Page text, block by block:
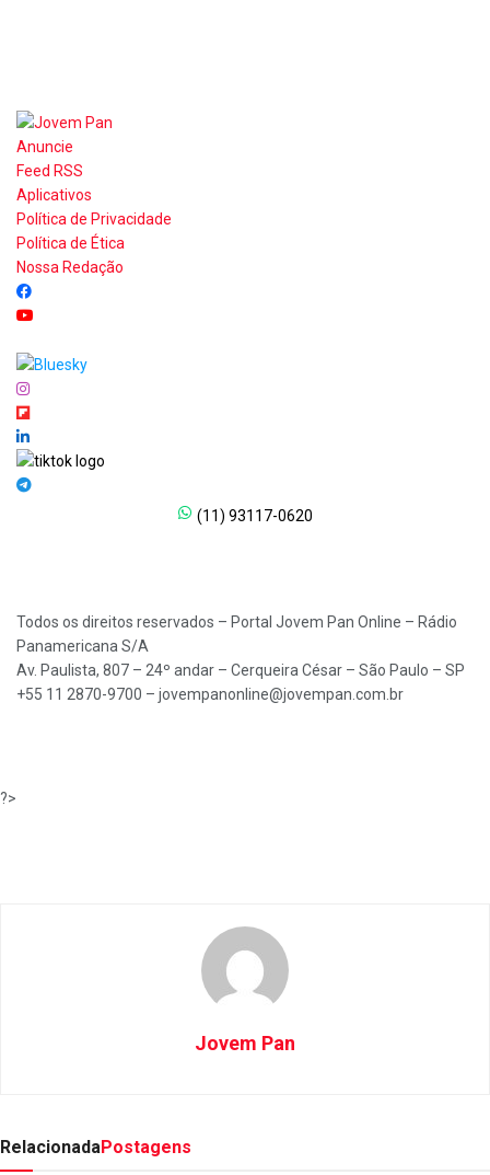
Anuncie
Feed RSS
Aplicativos
Política de Privacidade
Política de Ética
Nossa Redação
(11) 93117-0620
Todos os direitos reservados – Portal Jovem Pan Online – Rádio
Panamericana S/A
Av. Paulista, 807 – 24º andar – Cerqueira César – São Paulo – SP
+55 11 2870-9700 – jovempanonline@jovempan.com.br
?>
Jovem Pan
RelacionadaPostagens